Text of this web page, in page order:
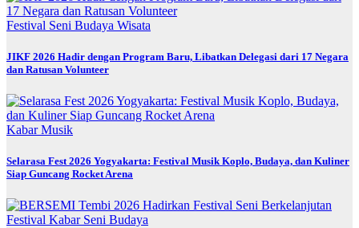
Festival Seni Budaya Wisata
JIKF 2026 Hadir dengan Program Baru, Libatkan Delegasi dari 17 Negara
dan Ratusan Volunteer
KabarMusik
Selarasa Fest 2026 Yogyakarta: Festival Musik Koplo, Budaya, dan Kuliner
Siap Guncang Rocket Arena
Festival Kabar Seni Budaya